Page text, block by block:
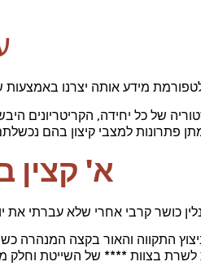
מידע אותה יצרנו באמצעות
של כל יחידה,
פתרונות למצבי קיצון בהם
א' קצין
כושר קרבי אחרי שלא עברתי את
התקווה והאור בקצה המנהרה
לשרת בצוות **** של השייטת וחלק